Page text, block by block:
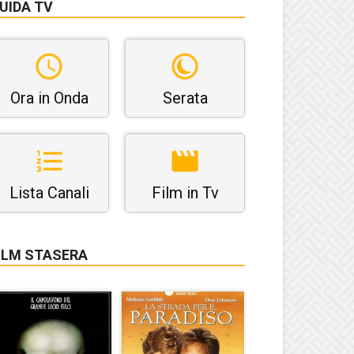
TV
Ora in Onda Serata
Lista Canali Film in Tv
STASERA